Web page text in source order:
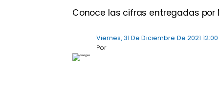
Conoce las cifras entregadas por
Viernes, 31 De Diciembre De 2021 12:00
Por